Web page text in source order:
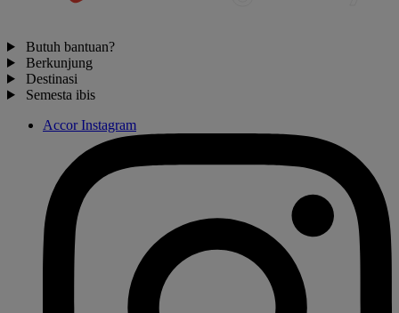
Butuh bantuan?
Berkunjung
Destinasi
Semesta ibis
Accor Instagram